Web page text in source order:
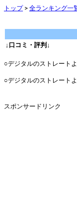
トップ> 全ランキング一
↓口コミ・評判↓
○デジタルのストレート
○デジタルのストレート
スポンサードリンク